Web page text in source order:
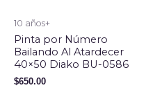
10 años+
Pinta por Número
Bailando Al Atardecer
40×50 Diako BU-0586
$650.00